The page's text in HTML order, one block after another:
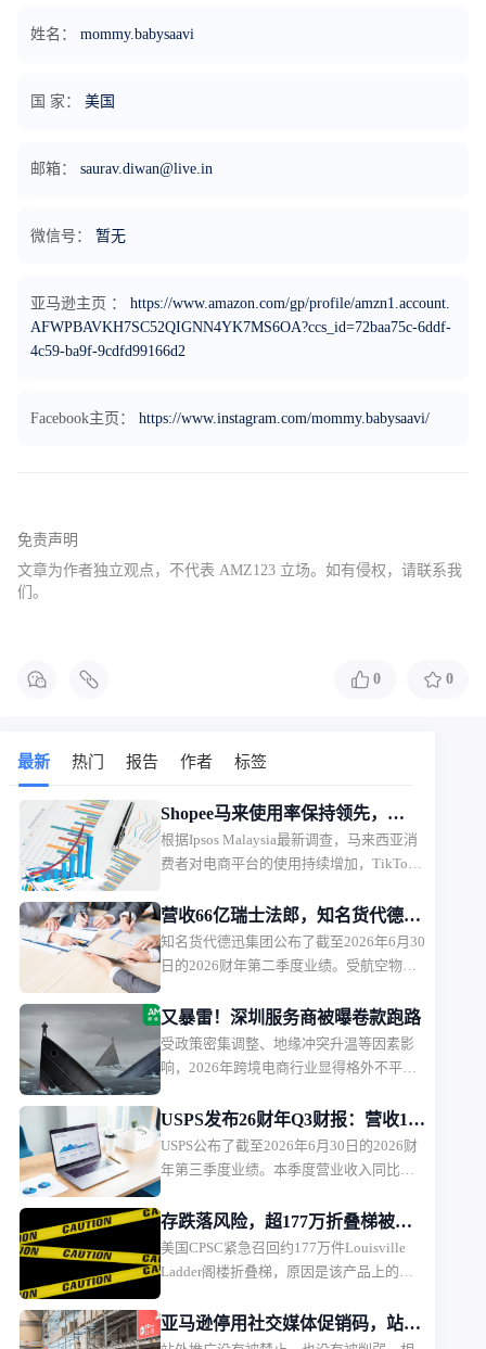
姓名： mommy.babysaavi
国 家： 美国
邮箱： saurav.diwan@live.in
微信号： 暂无
亚马逊主页 ： https://www.amazon.com/gp/profile/amzn1.account.
AFWPBAVKH7SC52QIGNN4YK7MS6OA?ccs_id=72baa75c-6ddf-
4c59-ba9f-9cdfd99166d2
Facebook主页： https://www.instagram.com/mommy.babysaavi/
免责声明
文章为作者独立观点，不代表 AMZ123 立场。如有侵权，请联系我
们。
0 0
最新 热门 报告 作者 标签
Shopee马来使用率保持领先，
TikTok Shop持续缩小差距
根据Ipsos Malaysia最新调查，马来西亚消
费者对电商平台的使用持续增加，TikTok
的差距。
营收66亿瑞士法郎，知名货代德迅
集团Q2财报出炉
知名货代德迅集团公布了截至2026年6月30
日的2026财年第二季度业绩。受航空物流
化推动，德迅第二季度实现强劲增长，营
收、EBIT和净利润均同比提升，并上调
2026全年EBIT指引。
又暴雷！深圳服务商被曝卷款跑路
受政策密集调整、地缘冲突升温等因素影
响，2026年跨境电商行业显得格外不平
流端接二连三地出现“货代暴雷事件”，其
他服务链路同样也是一波未平一波又起。
就在近日，业内又传出了跨境服务商暴雷
码，五大行业流量运营玩法，聚焦中国品
牌出海路径，点击参会，现场小二1v1答疑
AMZ123获悉，日前据业内消息，TikTok
服务商布*跨境突发暴雷，被多位卖家联合
目前核心团队成员已集体失联，涉及金额
USPS发布26财年Q3财报：营收199
亿美元，净亏损25亿美元
USPS公布了截至2026年6月30日的2026财
年第三季度业绩。本季度营业收入同比增
其中可控亏损同比减少5.84亿美元，净亏损
同比减少5.62亿美元。
存跌落风险，超177万折叠梯被美
国CPSC紧急召回
美国CPSC紧急召回约177万件Louisville
Ladder阁楼折叠梯，原因是该产品上的螺
支撑，消费者从高处跌落并造成严重伤害
甚至死亡。此外，该产品在加拿大市场也
亚马逊停用社交媒体促销码，站外